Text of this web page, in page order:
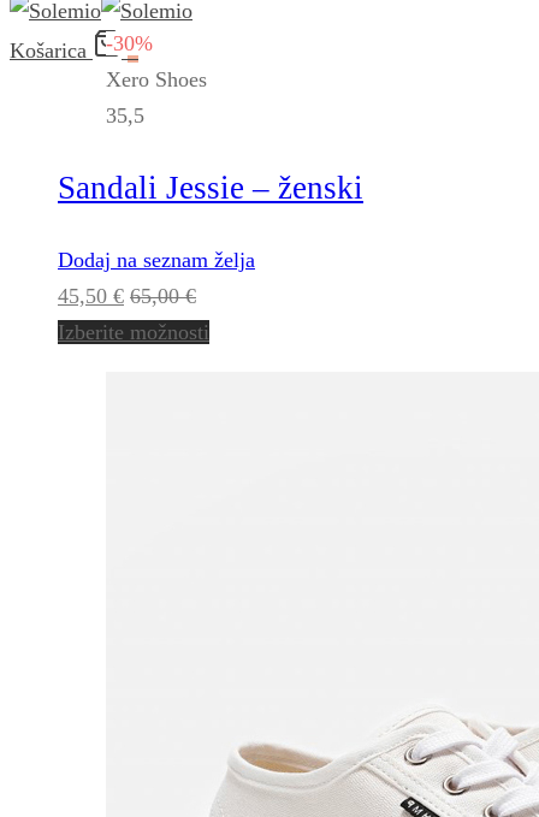
Košarica 0
-30%
Xero Shoes
35,5
Sandali Jessie – ženski
Dodaj na seznam želja
45,50 € 65,00€
Izberite možnosti